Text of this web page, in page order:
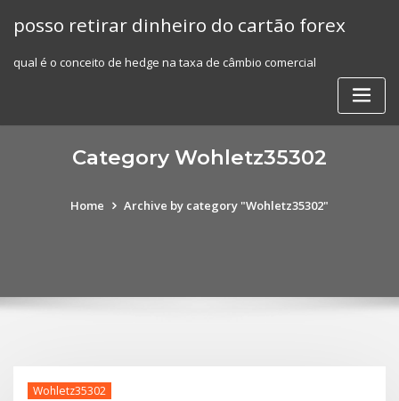
posso retirar dinheiro do cartão forex
qual é o conceito de hedge na taxa de câmbio comercial
Category Wohletz35302
Home Archive by category "Wohletz35302"
Wohletz35302